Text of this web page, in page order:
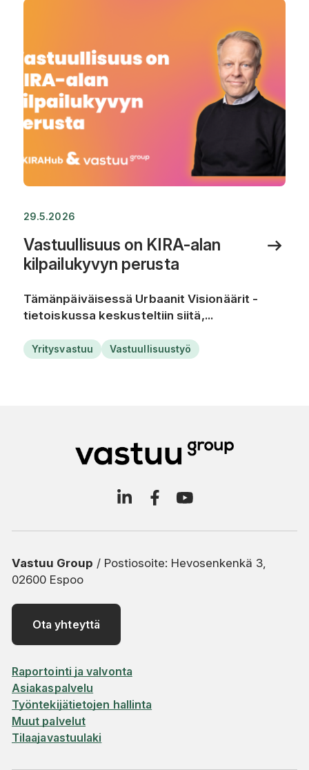
29.5.2026
Vastuullisuus on KIRA-alan
kilpailukyvyn perusta
Tämänpäiväisessä Urbaanit Visionäärit -
tietoiskussa keskusteltiin siitä,...
Yritysvastuu Vastuullisuustyö
Vastuu Group / Postiosoite: Hevosenkenkä 3,
02600 Espoo
Ota yhteyttä
Raportointi ja valvonta
Asiakaspalvelu
Työntekijätietojen hallinta
Muut palvelut
Tilaajavastuulaki